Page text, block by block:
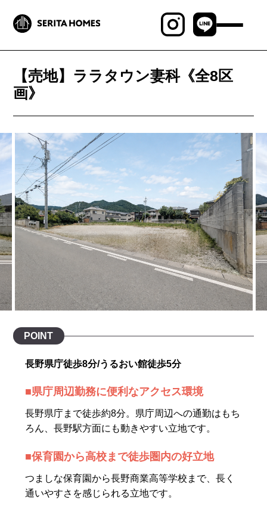
見学会・イベント
セリタホームズが
大切にしていること
土地建物の売却相談
ブログ
施工事例
MABAYUI
CONTACT
会社概要
インフォメーション
プライバシーポリシー
サイトマップ
【売地】ララタウン妻科《全8区
画》
POINT
長野県庁徒歩8分/うるおい館徒歩5分
■県庁周辺勤務に便利なアクセス環境
長野県庁まで徒歩約8分。県庁周辺への通勤はもち
ろん、長野駅方面にも動きやすい立地です。
■保育園から高校まで徒歩圏内の好立地
つましな保育園から長野商業高等学校まで、長く
通いやすさを感じられる立地です。